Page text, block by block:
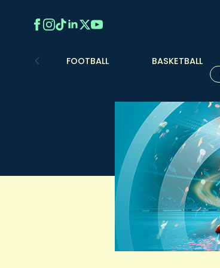
FOOTBALL BASKETBALL